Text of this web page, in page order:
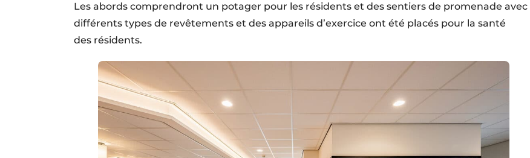
Les abords comprendront un potager pour les résidents et des sentiers de promenade avec
différents types de revêtements et des appareils d’exercice ont été placés pour la santé
des résidents.